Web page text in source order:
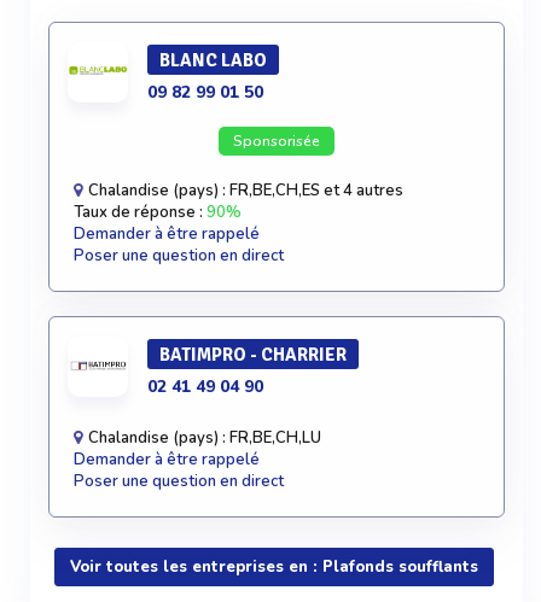
BLANC LABO
09 82 99 01 50
Sponsorisée
Chalandise (pays) : FR,BE,CH,ES et 4 autres
Taux de réponse : 90%
Demander à être rappelé
Poser une question en direct
BATIMPRO - CHARRIER
02 41 49 04 90
Chalandise (pays) : FR,BE,CH,LU
Demander à être rappelé
Poser une question en direct
Voir toutes les entreprises en : Plafonds soufflants